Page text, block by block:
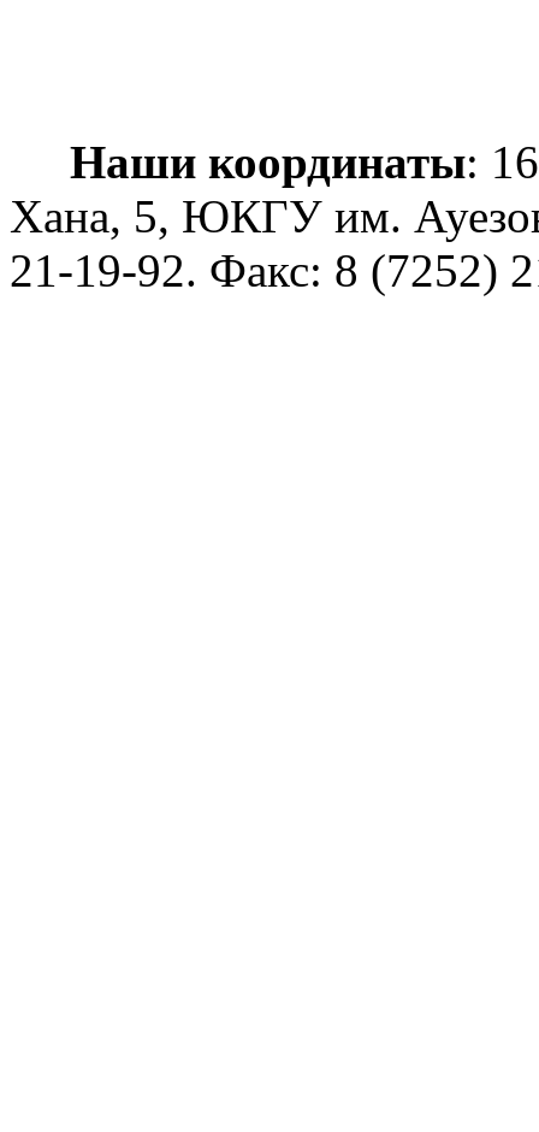
Наши координаты:
Хана, 5, ЮКГУ им.
21-19-92. Факс: 8 (7252)